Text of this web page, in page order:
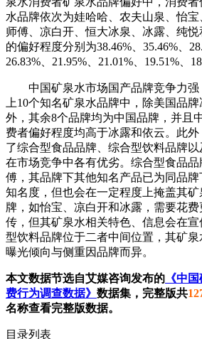
iiMedia Research（艾媒咨询）数据
泉水消费者矿泉水品牌偏好中，消费
水品牌依次为娃哈哈、农夫山泉、怡
师傅、凉白开、恒大冰泉、冰露、纯悦
的偏好程度分别为38.46%、35.46%、
26.83%、21.95%、21.01%、19.51%、
中国矿泉水市场国产品牌竞争力强
上10个知名矿泉水品牌中，除美国品
外，其余8个品牌均为中国品牌，并且
费者偏好程度均高于冰露和依云。此
了综合型食品品牌、综合型饮料品牌以
在市场竞争中各有优劣。综合型食品
傅，其品牌下其他知名产品已为同品
知名度，但也会在一定程度上掩盖其矿
牌，如怡宝、凉白开和冰露，需要花
传，但其矿泉水相关特色、信息会在
型饮料品牌位于二者中间位置，其矿泉
曝光倾向与侧重因品牌而异。
本文数据节选自艾媒咨询发布的《中国
费行为调查数据》数据集，完整版共
名称查看完整版数据。